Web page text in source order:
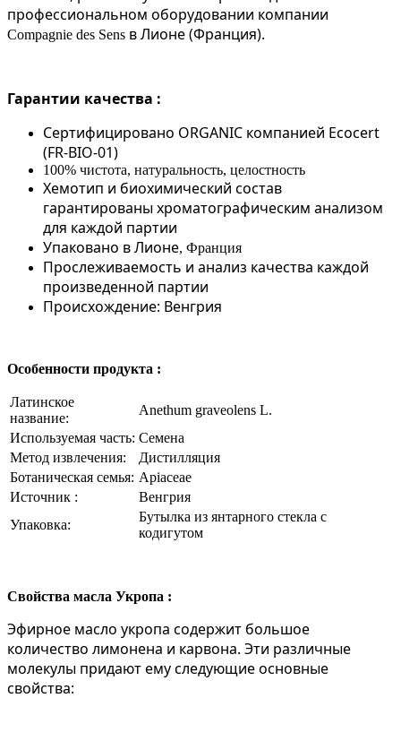
профессиональном оборудовании компании
Compagnie des Sens в Лионе (Франция).
Гарантии качества :
Сертифицировано ORGANIC компанией Ecocert
(FR-BIO-01)
100% чистота, натуральность, целостность
Хемотип и биохимический состав
гарантированы хроматографическим анализом
для каждой партии
Упаковано в Лионе, Франция
Прослеживаемость и анализ качества каждой
произведенной партии
Происхождение: Венгрия
Особенности продукта :
Латинское
название:
Anethum graveolens L.
Используемая часть: Семена
Метод извлечения:
Дистилляция
Ботаническая семья: Apiaceae
Источник :
Венгрия
Упаковка:
Бутылка из янтарного стекла с
кодигутом
Свойства масла Укропа :
Эфирное масло укропа содержит большое
количество лимонена и карвона. Эти различные
молекулы придают ему следующие основные
свойства: